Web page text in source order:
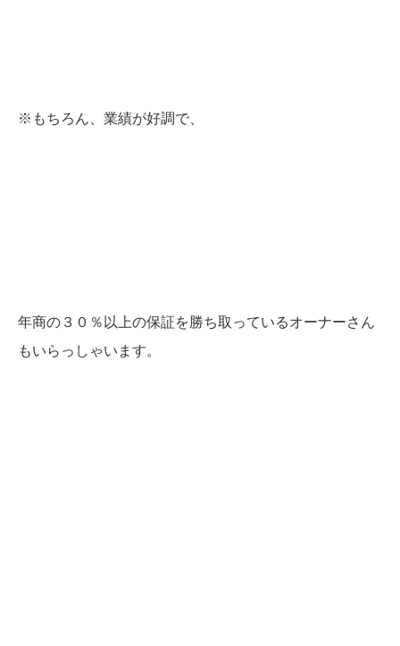
※もちろん、業績が好調で、
年商の３０％以上の保証を勝ち取っているオーナーさん
もいらっしゃいます。